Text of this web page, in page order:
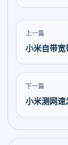
上一篇
小米自带宽
下一篇
小米测网速